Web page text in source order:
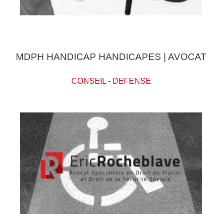
MDPH HANDICAP HANDICAPES | AVOCAT
CONSEIL- DEFENSE